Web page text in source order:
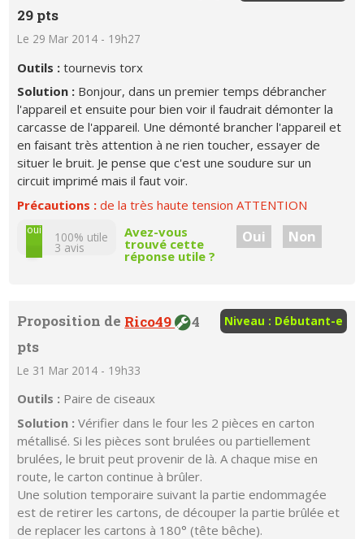
29 pts
Le 29 Mar 2014 - 19h27
Outils :tournevis torx
Solution : Bonjour, dans un premier temps débrancher
l'appareil et ensuite pour bien voir il faudrait démonter la
carcasse de l'appareil. Une démonté brancher l'appareil et
en faisant très attention à ne rien toucher, essayer de
situer le bruit. Je pense que c'est une soudure sur un
circuit imprimé mais il faut voir.
Précautions :de la très haute tension ATTENTION
non
oui 100% utile
3 avis
Avez-vous
trouvé cette
réponse utile ?
Oui Non
Niveau : Débutant-e
Proposition de Rico49
4
pts
Le 31 Mar 2014 - 19h33
Outils : Paire de ciseaux
Solution :Vérifier dans le four les 2 pièces en carton
métallisé. Si les pièces sont brulées ou partiellement
brulées, le bruit peut provenir de là. A chaque mise en
route, le carton continue à brûler.
Une solution temporaire suivant la partie endommagée
est de retirer les cartons, de découper la partie brûlée et
de replacer les cartons à 180° (tête bêche).